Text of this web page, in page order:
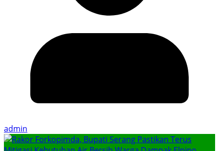
admin